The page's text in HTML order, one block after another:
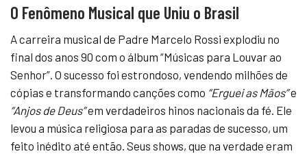
O Fenômeno Musical que Uniu o Brasil
A carreira musical de Padre Marcelo Rossi explodiu no
final dos anos 90 com o álbum “Músicas para Louvar ao
Senhor”. O sucesso foi estrondoso, vendendo milhões de
cópias e transformando canções como “Erguei as Mãos”e
“Anjos de Deus”em verdadeiros hinos nacionais da fé. Ele
levou a música religiosa para as paradas de sucesso, um
feito inédito até então. Seus shows, que na verdade eram